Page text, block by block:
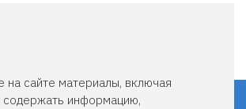
на сайте материалы, включая
содержать информацию,